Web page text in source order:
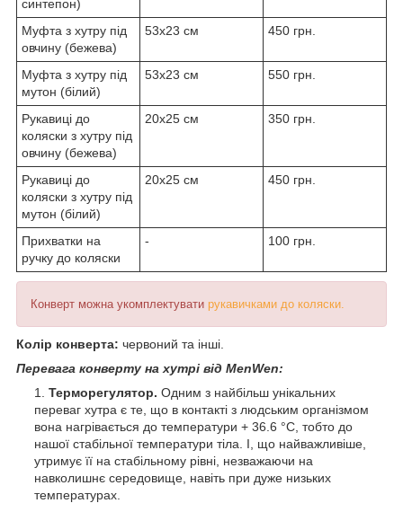
синтепон)
Муфта з хутру під
овчину (бежева)
53х23 см 450 грн.
Муфта з хутру під
мутон (білий)
53х23 см 550 грн.
Рукавиці до
коляски з хутру під
овчину (бежева)
20х25 см 350 грн.
Рукавиці до
коляски з хутру під
мутон (білий)
20х25 см 450 грн.
Прихватки на
ручку до коляски
- 100 грн.
Конверт можна укомплектувати рукавичками до коляски.
Колір конверта: червоний та інші.
Перевага конверту на хутрі від MenWen:
Терморегулятор. Одним з найбільш унікальних
переваг хутра є те, що в контакті з людським організмом
вона нагрівається до температури + 36.6 °C, тобто до
нашої стабільної температури тіла. І, що найважливіше,
утримує її на стабільному рівні, незважаючи на
навколишнє середовище, навіть при дуже низьких
температурах.